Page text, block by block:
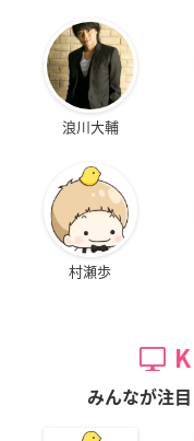
浪川大輔
村瀬歩
みんなが注